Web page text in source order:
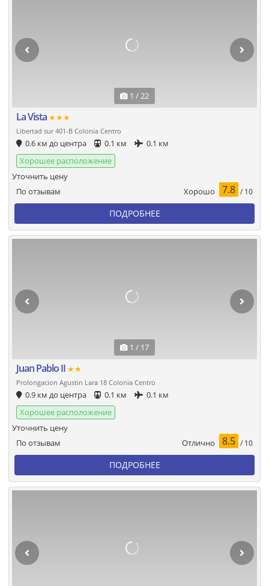
1 / 22
La Vista ★★★
Libertad sur 401-B Colonia Centro
0.6 км до центра 0.1 км
0.1 км
Хорошее расположение
По отзывам Хорошо 7.8 / 10
Уточнить цену
ПОДРОБНЕЕ
1 / 17
Juan Pablo II ★★
Prolongacion Agustin Lara 18 Colonia Centro
0.9 км до центра 0.1 км
0.1 км
Хорошее расположение
По отзывам Отлично 8.5 / 10
Уточнить цену
ПОДРОБНЕЕ